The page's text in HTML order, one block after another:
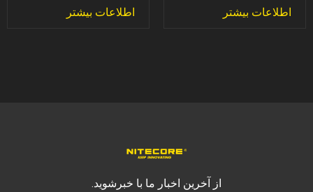
اطلاعات بیشتر اطلاعات بیشتر
از آخرین اخبار ما با خبرشوید.